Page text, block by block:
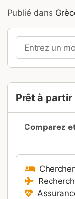
Publié dans
Recherche
pour
Prêt à partir
Comparez
Chercher